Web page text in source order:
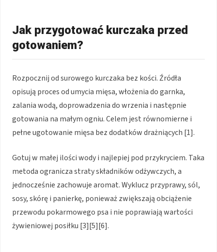
Jak przygotować kurczaka przed
gotowaniem?
Rozpocznij od surowego kurczaka bez kości. Źródła
opisują proces od umycia mięsa, włożenia do garnka,
zalania wodą, doprowadzenia do wrzenia i następnie
gotowania na małym ogniu. Celem jest równomierne i
pełne ugotowanie mięsa bez dodatków drażniących [1].
Gotuj w małej ilości wody i najlepiej pod przykryciem. Taka
metoda ogranicza straty składników odżywczych, a
jednocześnie zachowuje aromat. Wyklucz przyprawy, sól,
sosy, skórę i panierkę, ponieważ zwiększają obciążenie
przewodu pokarmowego psa i nie poprawiają wartości
żywieniowej posiłku [3][5][6].